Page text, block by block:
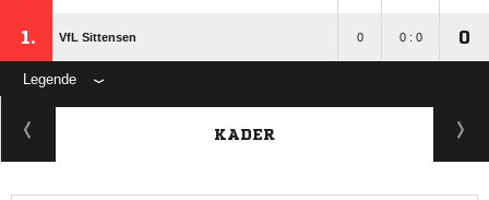
1. VfL Sittensen 0 0 : 0 0
Legende
KADER